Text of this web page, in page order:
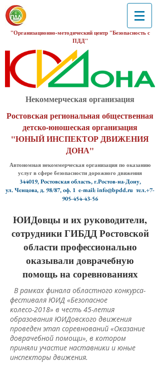
"Организационно-методический центр "Безопасность с
ПДД"
Некоммерческая организация
Ростовская региональная общественная
детско-юношеская организация
"ЮНЫЙ ИНСПЕКТОР ДВИЖЕНИЯ
ДОНА"
Автономная некоммерческая организация по оказанию
услуг в сфере безопасности дорожного движения
344019, Ростовская область, г.Ростов-на-Дону,
ул. Ченцова, д. 98/87, оф. 1 e-mail: info@bpdd.ru тел.+7-
905-454-43-56
ЮИДовцы и их руководители,
сотрудники ГИБДД Ростовской
области профессионально
оказывали доврачебную
помощь на соревнованиях
В рамках финала областного конкурса-
фестиваля ЮИД «Безопасное
колесо-2018» в честь 45-летия
образования ЮИДовского движения
проведен этап соревнований «Оказание
доврачебной помощи», в котором
приняли участие наставники и юные
инспекторы движения.